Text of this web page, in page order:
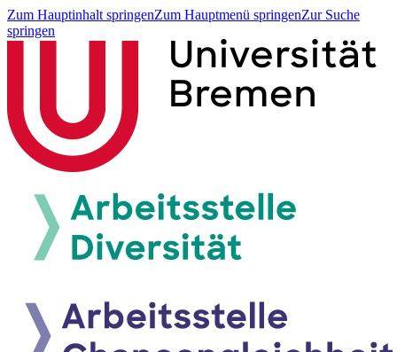
Zum Hauptinhalt springenZum Hauptmenü springenZur Suche
springen